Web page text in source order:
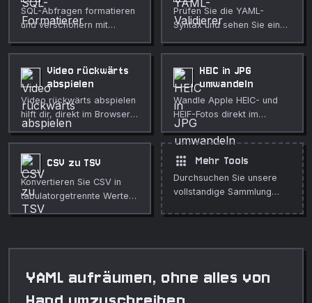
SQL-Abfragen formatieren
und verschönern mit
Prüfen Sie die YAML-
Syntax und sehen Sie eine
JSON-Darstellung.
Video rückwärts
abspielen
Video rückwärts abspielen
hilft dir, direkt im Browser
einen Clip rückwärts
abzuspielen. Nutze es für
schnelle, private
Medienbereinigung,
Veröffentlichungen,
Unterricht, Demos und
alltägliche Bearbeitung.
HEIC in JPG
umwandeln
Wandle Apple HEIC- und
HEIF-Fotos direkt im
Browser in das universelle
JPG-Format um.
CSV zu TSV
Konvertieren Sie CSV in
tabulatorgetrennte Werte,
ohne den Browser zu
apps Mehr Tools
Durchsuchen Sie unsere
vollstandige Sammlung
YAML aufräumen, ohne alles von